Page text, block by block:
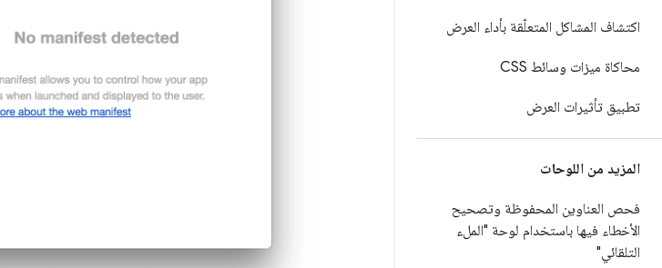
اكتشاف المشاكل المتعلّقة بأداء العرض
محاكاة ميزات وسائط CSS
تطبيق تأثيرات العرض
المزيد من اللوحات
فحص العناوين المحفوظة وتصحيح
الأخطاء فيها باستخدام لوحة "الملء
التلقائي"